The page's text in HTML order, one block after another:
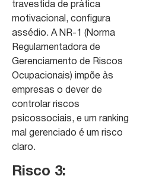
travestida de prática
motivacional, configura
assédio. A NR-1 (Norma
Regulamentadora de
Gerenciamento de Riscos
Ocupacionais) impõe às
empresas o dever de
controlar riscos
psicossociais, e um ranking
mal gerenciado é um risco
claro.
Risco 3: